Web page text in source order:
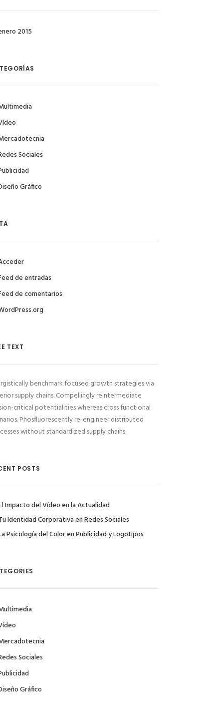
2015
Sociales
Gráfico
de entradas
de comentarios
TEXT
benchmark focused growth strategies via
supply chains. Compellingly reintermediate
critical potentialities whereas cross functional
Phosfluorescently re-engineer distributed
without standardized supply chains.
POSTS
Impacto del Vídeo en la Actualidad
Identidad Corporativa en Redes Sociales
Psicología del Color en Publicidad y Logotipos
Sociales
Gráfico